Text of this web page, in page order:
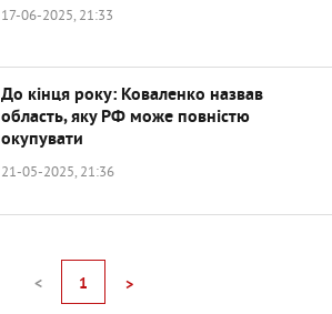
17-06-2025, 21:33
До кінця року: Коваленко назвав
область, яку РФ може повністю
окупувати
21-05-2025, 21:36
< 1 >